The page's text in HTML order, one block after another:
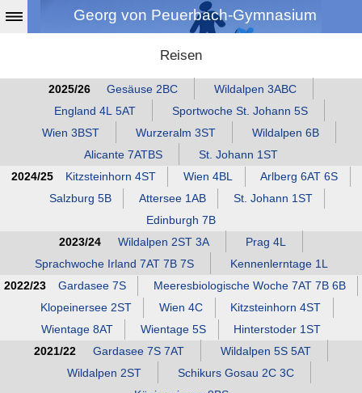
Georg von Peuerbach-Gymnasium
Reisen
2025/26 Gesäuse 2BC
Wildalpen 3ABC
England 4L 5AT
Sportwoche St. Johann 5S
Wien 3BST
Wurzeralm 3ST
Wildalpen 6B
Alicante 7ATBS
St. Johann 1ST
2024/25
Kitzsteinhorn 4ST Wien 4BL
Arlberg 6AT 6S
Salzburg 5B
Attersee 1AB
St. Johann 1ST
Edinburgh 7B
2023/24
Wildalpen 2ST 3A
Prag 4L
Sprachwoche Irland 7AT 7B 7S
Kennenlerntage 1L
2022/23
Gardasee 7S
Meeresbiologische Woche 7AT 7B 6B
Klopeinersee 2ST
Wien 4C
Kitzsteinhorn 4ST
Wientage 8AT
Wientage 5S
Hinterstoder 1ST
2021/22
Gardasee 7S 7AT
Wildalpen 5S 5AT
Wildalpen 2ST
Schikurs Gosau 2C 3C